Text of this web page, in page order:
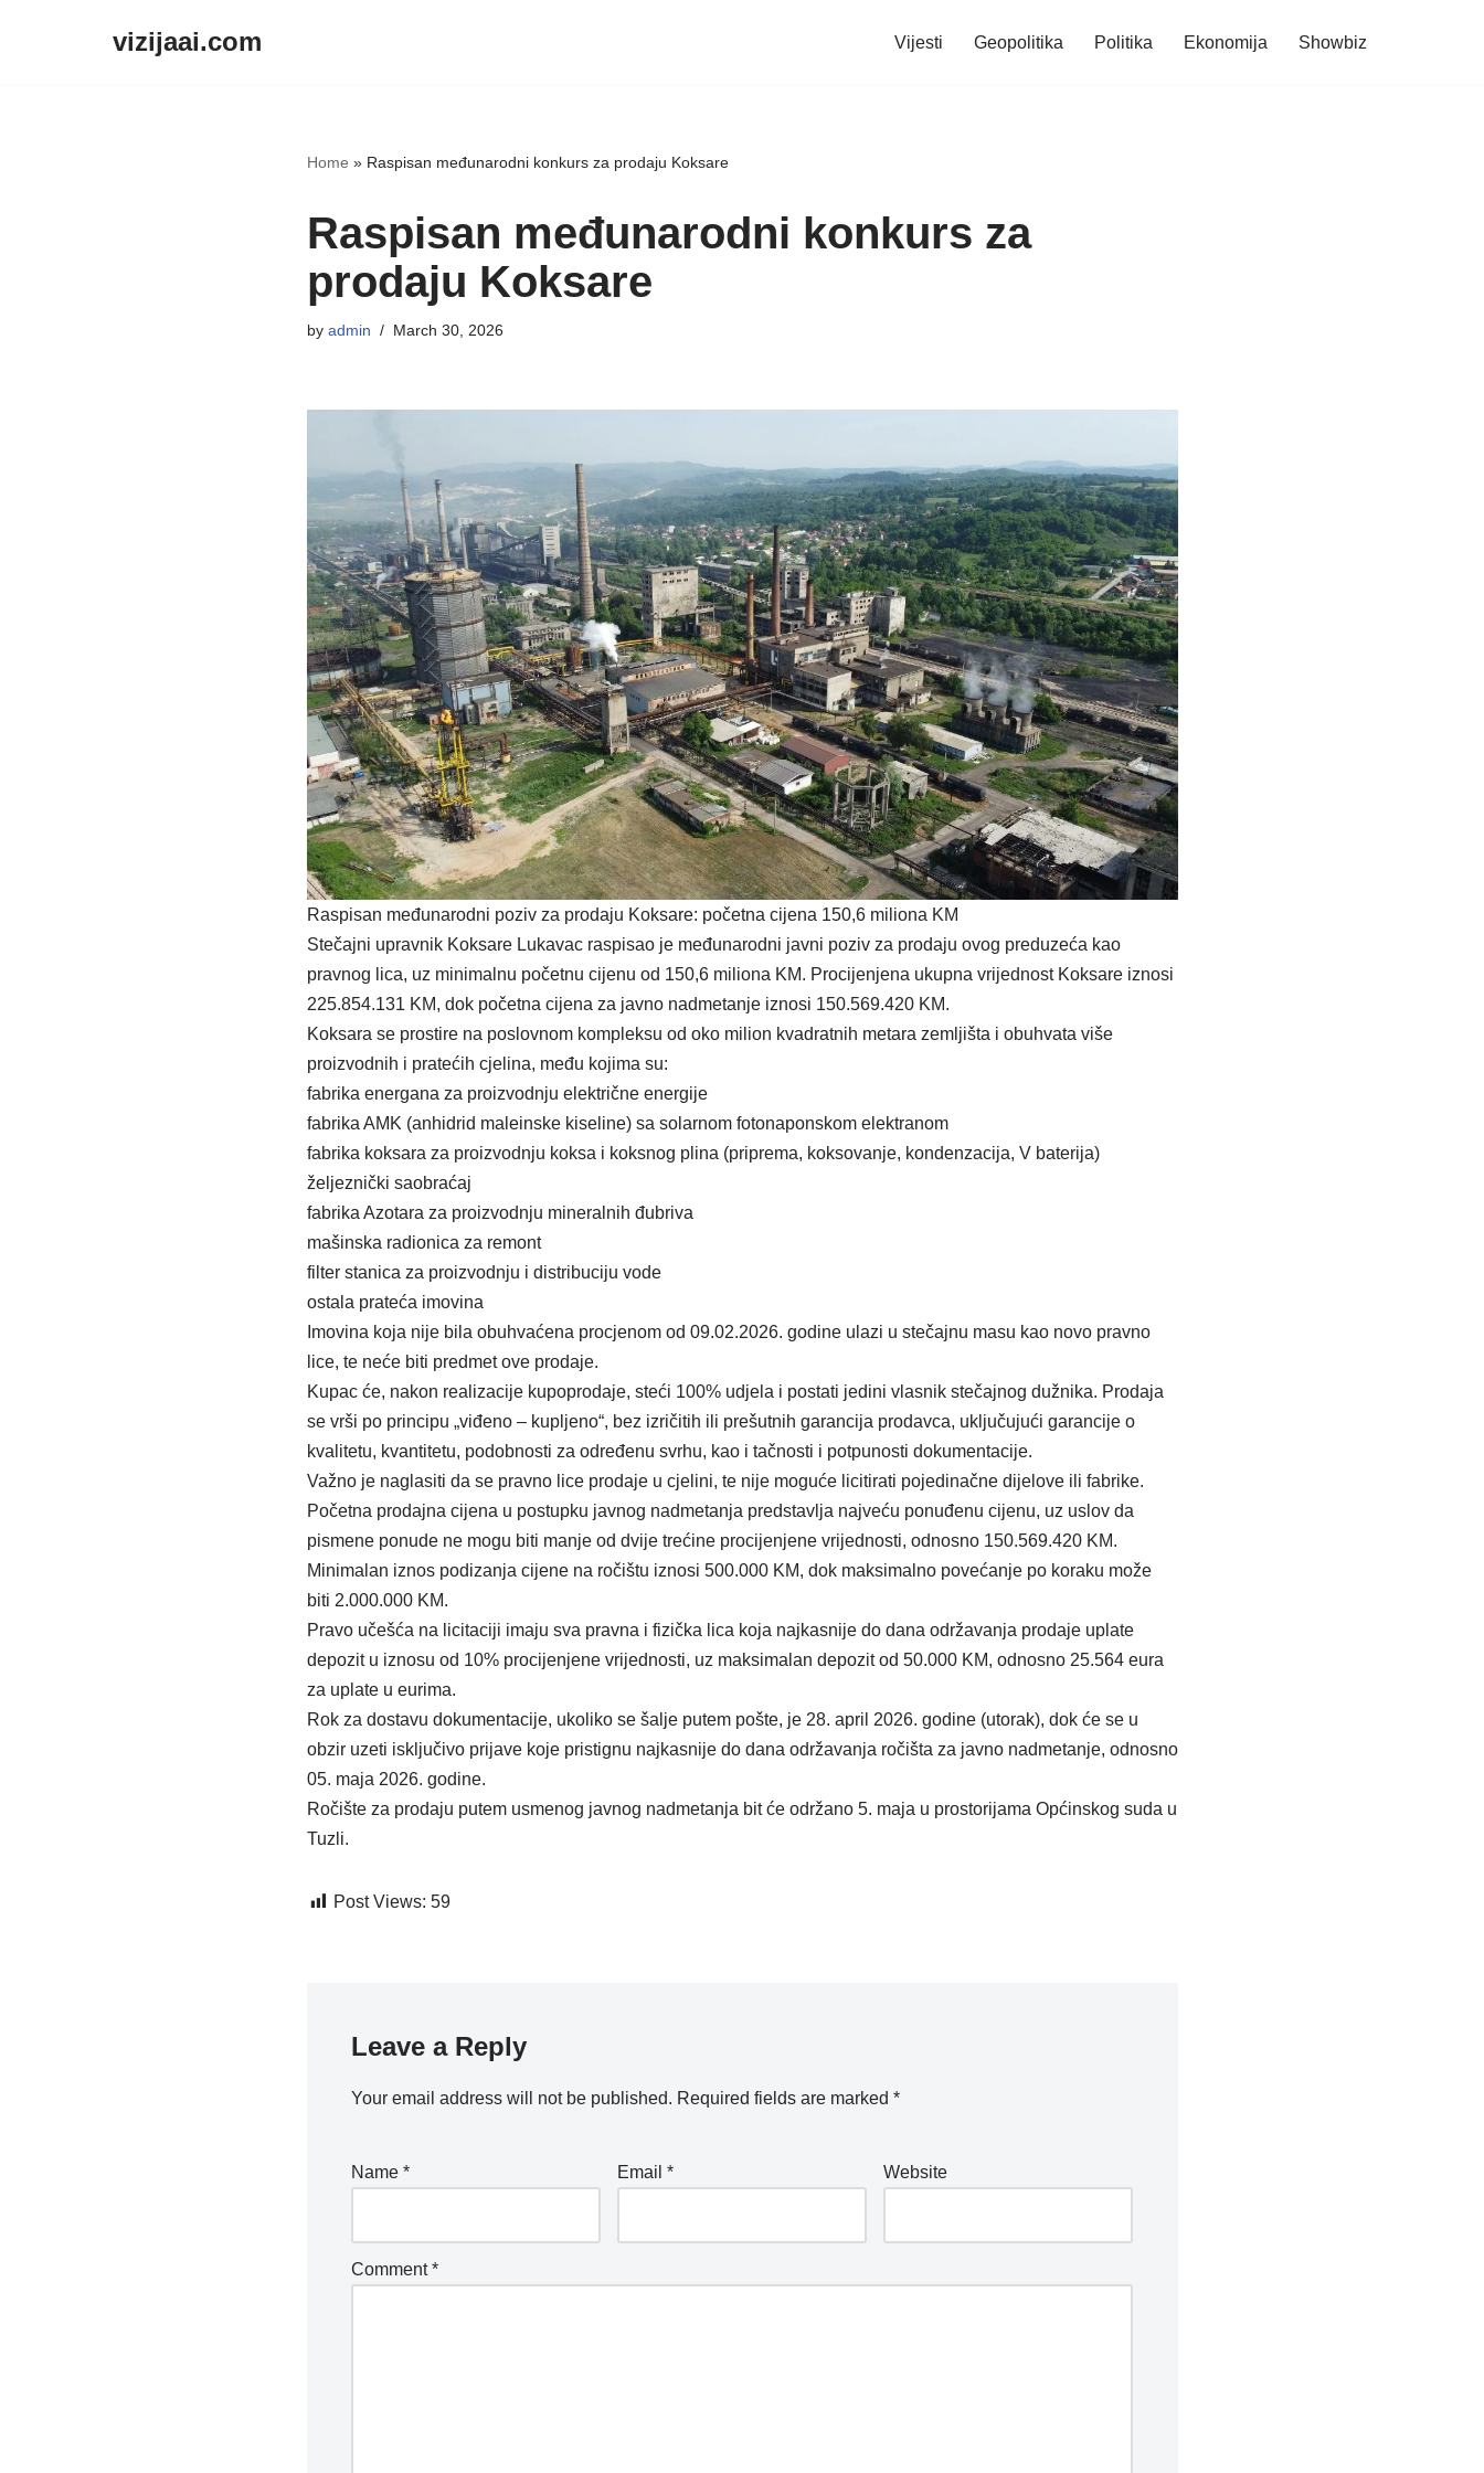
vizijaai.com Vijesti Geopolitika Politika Ekonomija Showbiz
Home » Raspisan međunarodni konkurs za prodaju Koksare
Raspisan međunarodni konkurs za
prodaju Koksare
by admin March 30, 2026
Raspisan međunarodni poziv za prodaju Koksare: početna cijena 150,6 miliona KM
Stečajni upravnik Koksare Lukavac raspisao je međunarodni javni poziv za prodaju ovog preduzeća kao
pravnog lica, uz minimalnu početnu cijenu od 150,6 miliona KM. Procijenjena ukupna vrijednost Koksare iznosi
225.854.131 KM, dok početna cijena za javno nadmetanje iznosi 150.569.420 KM.
Koksara se prostire na poslovnom kompleksu od oko milion kvadratnih metara zemljišta i obuhvata više
proizvodnih i pratećih cjelina, među kojima su:
fabrika energana za proizvodnju električne energije
fabrika AMK (anhidrid maleinske kiseline) sa solarnom fotonaponskom elektranom
fabrika koksara za proizvodnju koksa i koksnog plina (priprema, koksovanje, kondenzacija, V baterija)
željeznički saobraćaj
fabrika Azotara za proizvodnju mineralnih đubriva
mašinska radionica za remont
filter stanica za proizvodnju i distribuciju vode
ostala prateća imovina
Imovina koja nije bila obuhvaćena procjenom od 09.02.2026. godine ulazi u stečajnu masu kao novo pravno
lice, te neće biti predmet ove prodaje.
Kupac će, nakon realizacije kupoprodaje, steći 100% udjela i postati jedini vlasnik stečajnog dužnika. Prodaja
se vrši po principu „viđeno – kupljeno“, bez izričitih ili prešutnih garancija prodavca, uključujući garancije o
kvalitetu, kvantitetu, podobnosti za određenu svrhu, kao i tačnosti i potpunosti dokumentacije.
Važno je naglasiti da se pravno lice prodaje u cjelini, te nije moguće licitirati pojedinačne dijelove ili fabrike.
Početna prodajna cijena u postupku javnog nadmetanja predstavlja najveću ponuđenu cijenu, uz uslov da
pismene ponude ne mogu biti manje od dvije trećine procijenjene vrijednosti, odnosno 150.569.420 KM.
Minimalan iznos podizanja cijene na ročištu iznosi 500.000 KM, dok maksimalno povećanje po koraku može
biti 2.000.000 KM.
Pravo učešća na licitaciji imaju sva pravna i fizička lica koja najkasnije do dana održavanja prodaje uplate
depozit u iznosu od 10% procijenjene vrijednosti, uz maksimalan depozit od 50.000 KM, odnosno 25.564 eura
za uplate u eurima.
Rok za dostavu dokumentacije, ukoliko se šalje putem pošte, je 28. april 2026. godine (utorak), dok će se u
obzir uzeti isključivo prijave koje pristignu najkasnije do dana održavanja ročišta za javno nadmetanje, odnosno
05. maja 2026. godine.
Ročište za prodaju putem usmenog javnog nadmetanja bit će održano 5. maja u prostorijama Općinskog suda u
Tuzli.
Post Views: 59
Leave a Reply
Your email address will not be published. Required fields are marked *
Name * Email * Website
Comment*